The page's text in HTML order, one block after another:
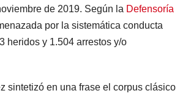
de 2019. Según la Defensoría
por la sistemática conducta
heridos y 1.504 arrestos y/o
sintetizó en una frase el corpus clásico